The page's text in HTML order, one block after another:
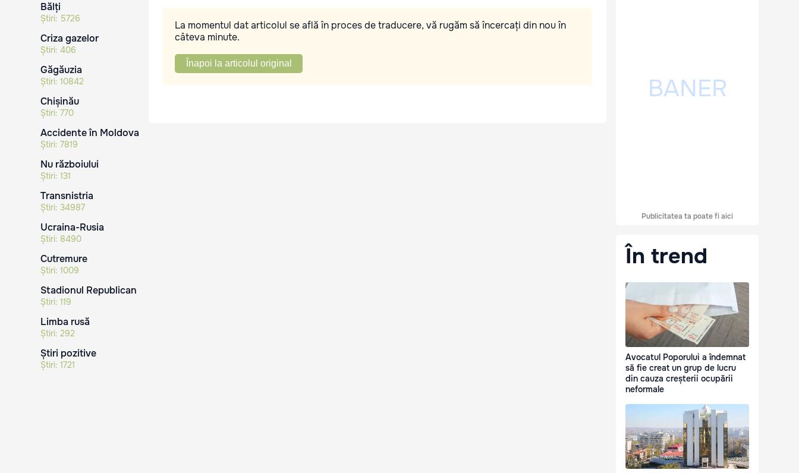
Bălți
Știri: 5726
Criza gazelor
Știri: 406
Găgăuzia
Știri: 10842
Chișinău
Știri: 770
Accidente în Moldova
Știri: 7819
Nu războiului
Știri: 131
Transnistria
Știri: 34987
Ucraina-Rusia
Știri: 8490
Cutremure
Știri: 1009
Stadionul Republican
Știri: 119
Limba rusă
Știri: 292
Știri pozitive
Știri: 1721
La momentul dat articolul se află în proces de traducere, vă rugăm să încercați din nou în
câteva minute.
Înapoi la articolul original
Publicitatea ta poate fi aici
În trend
Avocatul Poporului a îndemnat
să fie creat un grup de lucru
din cauza creșterii ocupării
neformale